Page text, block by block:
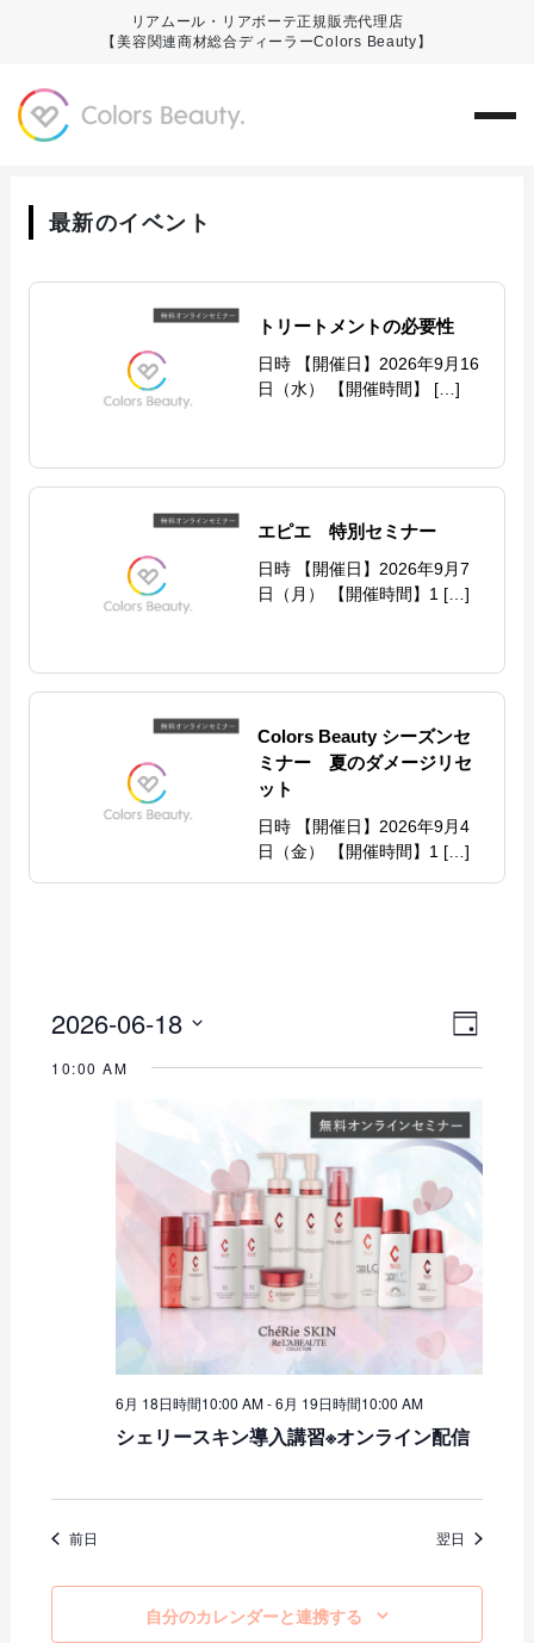
リアムール・リアボーテ正規販売代理店
【美容関連商材総合ディーラーColors Beauty】
最新のイベント
トリートメントの必要性
日時 【開催日】2026年9月16
日（水） 【開催時間】 […]
エピエ 特別セミナー
日時 【開催日】2026年9月7
日（月） 【開催時間】1 […]
Colors Beauty シーズンセ
ミナー 夏のダメージリセ
ット
日時 【開催日】2026年9月4
日（金） 【開催時間】1 […]
ビ
ュ
ー
の
ナ
ビ
ゲ
ョ
ン
イ
ベ
ト
ビ
ュ
ー
ナ
シ
ン
日
2026-06-18
付
10:00 AM
6月 18日時間10:00 AM-6月 19日時間10:00 AM
シェリースキン導入講習※オンライン配信
前日 翌日
自分のカレンダーと連携する